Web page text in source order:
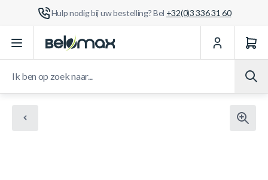
Hulp nodig bij uw bestelling? Bel +32(0)3 336 31 60
Ga naar de inhoud